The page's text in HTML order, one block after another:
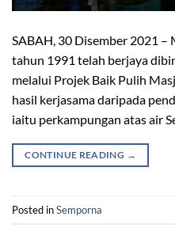
SABAH, 30 Disember 2021 –
tahun 1991 telah berjaya
melalui Projek Baik Pulih
hasil kerjasama daripada
iaitu perkampungan atas air
CONTINUE READING →
Posted inSemporna